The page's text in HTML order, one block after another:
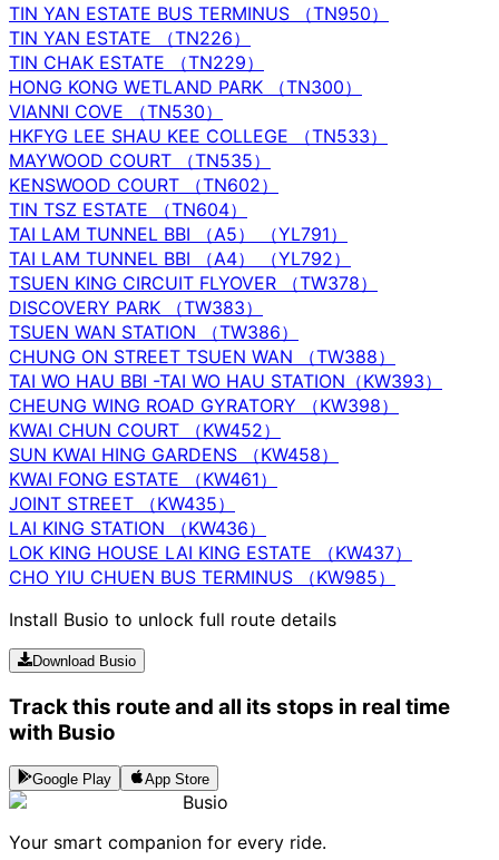
TIN YAN ESTATE BUS TERMINUS （TN950）
TIN YAN ESTATE （TN226）
TIN CHAK ESTATE （TN229）
HONG KONG WETLAND PARK （TN300）
VIANNI COVE （TN530）
HKFYG LEE SHAU KEE COLLEGE （TN533）
MAYWOOD COURT （TN535）
KENSWOOD COURT （TN602）
TIN TSZ ESTATE （TN604）
TAI LAM TUNNEL BBI （A5） （YL791）
TAI LAM TUNNEL BBI （A4） （YL792）
TSUEN KING CIRCUIT FLYOVER （TW378）
DISCOVERY PARK （TW383）
TSUEN WAN STATION （TW386）
CHUNG ON STREET TSUEN WAN （TW388）
TAI WO HAU BBI -TAI WO HAU STATION（KW393）
CHEUNG WING ROAD GYRATORY （KW398）
KWAI CHUN COURT （KW452）
SUN KWAI HING GARDENS （KW458）
KWAI FONG ESTATE （KW461）
JOINT STREET （KW435）
LAI KING STATION （KW436）
LOK KING HOUSE LAI KING ESTATE （KW437）
CHO YIU CHUEN BUS TERMINUS （KW985）
Install Busio to unlock full route details
Download Busio
Track this route and all its stops in real time
with Busio
Google Play App Store
Busio
Your smart companion for every ride.